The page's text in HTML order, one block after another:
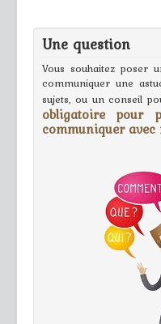
Une question
Vous souhaitez poser
communiquer une
sujets, ou un conseil
obligatoire pour
communiquer avec